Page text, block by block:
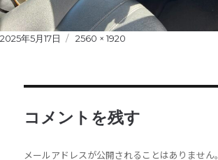
Posted
2025年5月17日
Full
2560 × 1920
コメントを残す
メールアドレスが公開されることはありません。